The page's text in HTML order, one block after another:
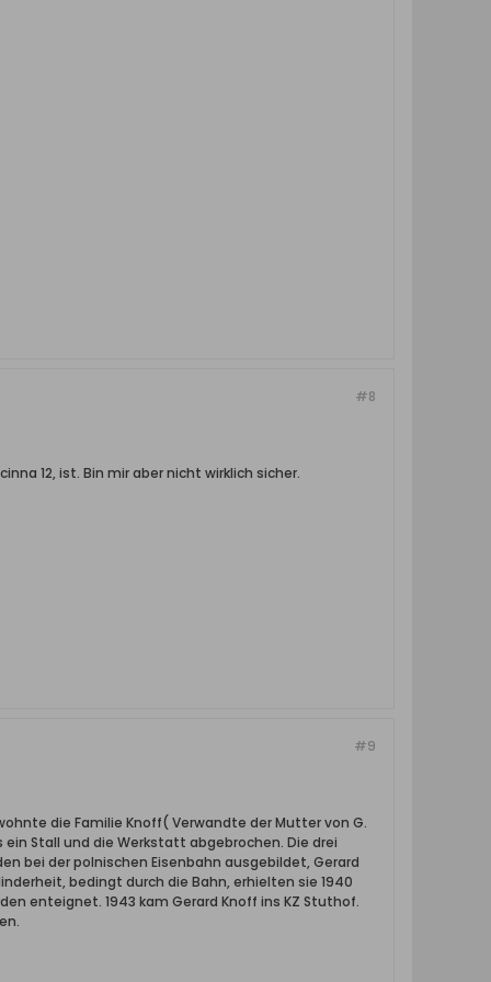
#8
12, ist. Bin mir aber nicht wirklich sicher.
#9
die Familie Knoff( Verwandte der Mutter von G.
Stall und die Werkstatt abgebrochen. Die drei
bei der polnischen Eisenbahn ausgebildet, Gerard
bedingt durch die Bahn, erhielten sie 1940
enteignet. 1943 kam Gerard Knoff ins KZ Stuthof.